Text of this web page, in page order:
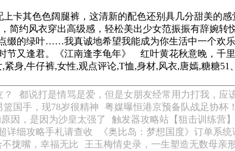
卡其色色阔腿裤，这清新的配色还别具几分甜美的
约风衣穿出高级感，轻松美出少女范振振有辞婉转
的绿叶……我真诚地希望我能成为你生活中一个欢乐
节又逢君。《江南逢李龟年》 红叶黄花秋意晚，千
身,牛仔裤,女性,观点评论,T恤,身材,风衣,唐嫣,糖糖51
都说打是情骂是爱，但是女朋友经常用力打我，应
国手，现78岁很精神
粤媒曝恒港京预备队战足协杯
因，是因为沙皇太强了
触发器攻略站【狙击训练营】
详细攻略手札请查收 《奥比岛：梦想国度》订单系统
拢嘴，幸福无比
王玉梅情史录，一生塑造无数母亲